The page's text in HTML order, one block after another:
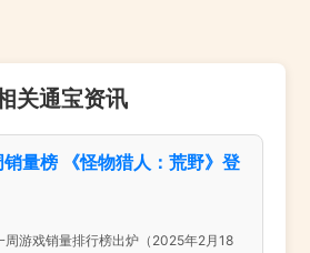
关通宝资讯
量榜 《怪物猎人：荒野》登
游戏销量排行榜出炉（2025年2月18